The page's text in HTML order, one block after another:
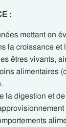
:
mettant en
la croissance et
êtres vivants,
alimentaires
la digestion et